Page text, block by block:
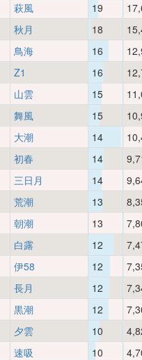
萩風 19
秋月 18
鳥海 16
Z1 16
山雲 15
舞風 15
大潮 14
初春 14
三日月 14
荒潮 13
朝潮 13
白露 12
伊58 12
長月 12
黒潮 12
夕雲 10
速吸 10